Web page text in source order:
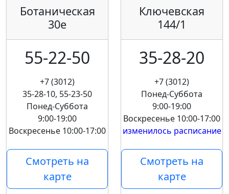
Ботаническая
30е
55-22-50
+7 (3012)
35-28-10, 55-23-50
Понед-Суббота
9:00-19:00
Воскресенье 10:00-17:00
Смотреть на
карте
Ключевская
144/1
35-28-20
+7 (3012)
Понед-Суббота
9:00-19:00
Воскресенье 10:00-17:00
изменилось расписание
Смотреть на
карте